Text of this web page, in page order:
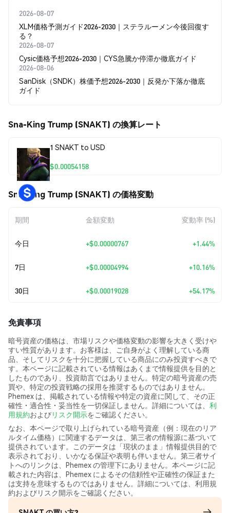
2026-08-07
XLM価格予測ガイド2026-2030｜ステラルーメン今後回復す
る？
2026-08-07
Cysic価格予想2026-2030｜CYS急騰か停滞か徹底ガイド
2026-08-06
SanDisk（SNDK）株価予想2026-2030｜反発か下落か徹底
ガイド
Sna-King Trump (SNAKT) の換算レート
1 SNAKT to USD
$0.00054158
Sna-King Trump (SNAKT) の価格変動
期間 金額変動 変動率 (%)
今日 +$0.00000767 +1.44%
7日 +$0.00004994 +10.16%
30日 +$0.00019028 +54.17%
免責事項
暗号資産の価格は、市場リスクや価格変動の影響を大きく受けや
すい性質があります。お客様は、ご自身がよく理解している商
品、そしてリスクを十分に把握している商品にのみ投資すべきで
す。本ページに記載されている情報はあくまで情報提供を目的と
したものであり、投資助言ではありません。特定の暗号資産の売
買や、特定の投資戦略の採用を推奨するものではありません。
Phemex は、掲載されている情報や特定の資産に関して、その正
確性・適合性・妥当性を一切保証しません。詳細については、 利
用規約およびリスク開示をご確認ください。
なお、本ページで取り上げられている暗号資産（例：現在のリア
ルタイム価格）に関連するデータは、第三者の情報源に基づいて
提供されています。このデータは「現状のまま」情報提供目的で
表示されており、いかなる保証や表明も伴いません。第三者サイ
トへのリンクは、Phemex の管理下にありません。本ページに記
載された内容は、Phemex によるその信頼性や正確性の保証また
は支持を意味するものではありません。詳細については、利用規
約およびリスク開示をご確認ください。